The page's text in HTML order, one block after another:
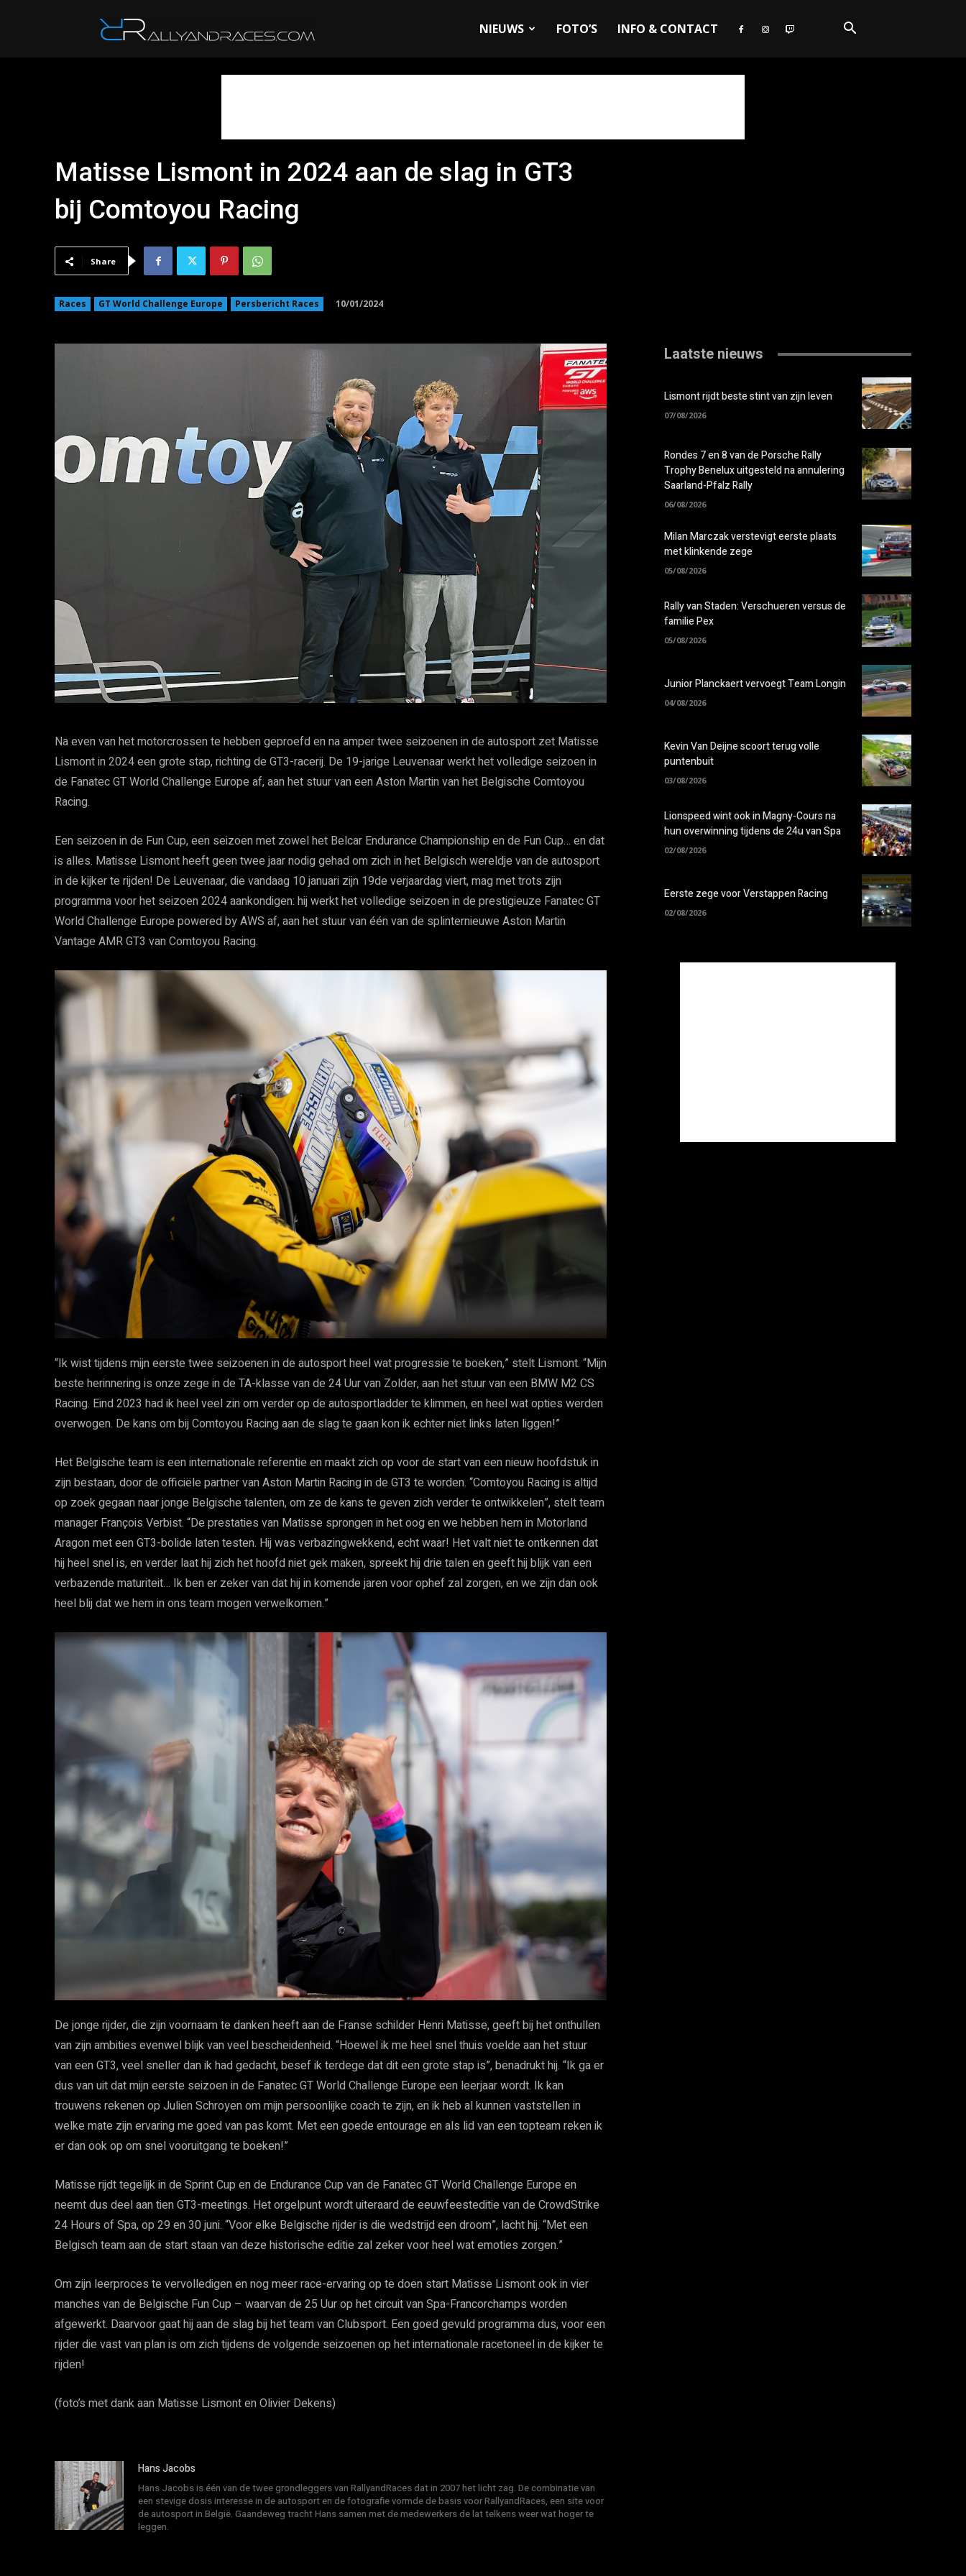
NIEUWS FOTO’S INFO & CONTACT
Matisse Lismont in 2024 aan de slag in GT3
bij Comtoyou Racing
Share
Races GT World Challenge Europe Persbericht Races 10/01/2024
Na even van het motorcrossen te hebben geproefd en na amper twee seizoenen in de autosport zet Matisse
Lismont in 2024 een grote stap, richting de GT3-racerij. De 19-jarige Leuvenaar werkt het volledige seizoen in
de Fanatec GT World Challenge Europe af, aan het stuur van een Aston Martin van het Belgische Comtoyou
Racing.
Een seizoen in de Fun Cup, een seizoen met zowel het Belcar Endurance Championship en de Fun Cup… en dat
is alles. Matisse Lismont heeft geen twee jaar nodig gehad om zich in het Belgisch wereldje van de autosport
in de kijker te rijden! De Leuvenaar, die vandaag 10 januari zijn 19de verjaardag viert, mag met trots zijn
programma voor het seizoen 2024 aankondigen: hij werkt het volledige seizoen in de prestigieuze Fanatec GT
World Challenge Europe powered by AWS af, aan het stuur van één van de splinternieuwe Aston Martin
Vantage AMR GT3 van Comtoyou Racing.
“Ik wist tijdens mijn eerste twee seizoenen in de autosport heel wat progressie te boeken,” stelt Lismont. “Mijn
beste herinnering is onze zege in de TA-klasse van de 24 Uur van Zolder, aan het stuur van een BMW M2 CS
Racing. Eind 2023 had ik heel veel zin om verder op de autosportladder te klimmen, en heel wat opties werden
overwogen. De kans om bij Comtoyou Racing aan de slag te gaan kon ik echter niet links laten liggen!”
Het Belgische team is een internationale referentie en maakt zich op voor de start van een nieuw hoofdstuk in
zijn bestaan, door de officiële partner van Aston Martin Racing in de GT3 te worden. “Comtoyou Racing is altijd
op zoek gegaan naar jonge Belgische talenten, om ze de kans te geven zich verder te ontwikkelen”, stelt team
manager François Verbist. “De prestaties van Matisse sprongen in het oog en we hebben hem in Motorland
Aragon met een GT3-bolide laten testen. Hij was verbazingwekkend, echt waar! Het valt niet te ontkennen dat
hij heel snel is, en verder laat hij zich het hoofd niet gek maken, spreekt hij drie talen en geeft hij blijk van een
verbazende maturiteit… Ik ben er zeker van dat hij in komende jaren voor ophef zal zorgen, en we zijn dan ook
heel blij dat we hem in ons team mogen verwelkomen.”
De jonge rijder, die zijn voornaam te danken heeft aan de Franse schilder Henri Matisse, geeft bij het onthullen
van zijn ambities evenwel blijk van veel bescheidenheid. “Hoewel ik me heel snel thuis voelde aan het stuur
van een GT3, veel sneller dan ik had gedacht, besef ik terdege dat dit een grote stap is”, benadrukt hij. “Ik ga er
dus van uit dat mijn eerste seizoen in de Fanatec GT World Challenge Europe een leerjaar wordt. Ik kan
trouwens rekenen op Julien Schroyen om mijn persoonlijke coach te zijn, en ik heb al kunnen vaststellen in
welke mate zijn ervaring me goed van pas komt. Met een goede entourage en als lid van een topteam reken ik
er dan ook op om snel vooruitgang te boeken!”
Matisse rijdt tegelijk in de Sprint Cup en de Endurance Cup van de Fanatec GT World Challenge Europe en
neemt dus deel aan tien GT3-meetings. Het orgelpunt wordt uiteraard de eeuwfeesteditie van de CrowdStrike
24 Hours of Spa, op 29 en 30 juni. “Voor elke Belgische rijder is die wedstrijd een droom”, lacht hij. “Met een
Belgisch team aan de start staan van deze historische editie zal zeker voor heel wat emoties zorgen.”
Om zijn leerproces te vervolledigen en nog meer race-ervaring op te doen start Matisse Lismont ook in vier
manches van de Belgische Fun Cup – waarvan de 25 Uur op het circuit van Spa-Francorchamps worden
afgewerkt. Daarvoor gaat hij aan de slag bij het team van Clubsport. Een goed gevuld programma dus, voor een
rijder die vast van plan is om zich tijdens de volgende seizoenen op het internationale racetoneel in de kijker te
rijden!
(foto’s met dank aan Matisse Lismont en Olivier Dekens)
Hans Jacobs
Hans Jacobs is één van de twee grondleggers van RallyandRaces dat in 2007 het licht zag. De combinatie van
een stevige dosis interesse in de autosport en de fotografie vormde de basis voor RallyandRaces, een site voor
de autosport in België. Gaandeweg tracht Hans samen met de medewerkers de lat telkens weer wat hoger te
leggen.
Laatste nieuws
Lismont rijdt beste stint van zijn leven
07/08/2026
Rondes 7 en 8 van de Porsche Rally
Trophy Benelux uitgesteld na annulering
Saarland-Pfalz Rally
06/08/2026
Milan Marczak verstevigt eerste plaats
met klinkende zege
05/08/2026
Rally van Staden: Verschueren versus de
familie Pex
05/08/2026
Junior Planckaert vervoegt Team Longin
04/08/2026
Kevin Van Deijne scoort terug volle
puntenbuit
03/08/2026
Lionspeed wint ook in Magny-Cours na
hun overwinning tijdens de 24u van Spa
02/08/2026
Eerste zege voor Verstappen Racing
02/08/2026